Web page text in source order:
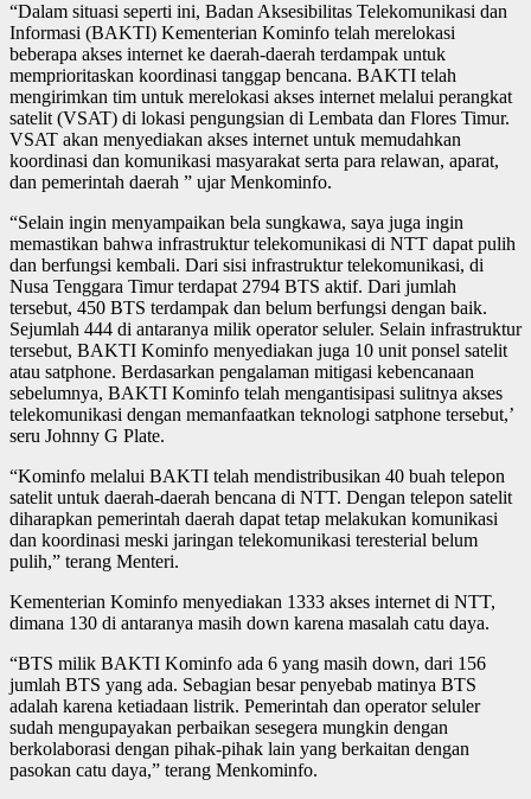
“Dalam situasi seperti ini, Badan Aksesibilitas Telekomunikasi dan
Informasi (BAKTI) Kementerian Kominfo telah merelokasi
beberapa akses internet ke daerah-daerah terdampak untuk
memprioritaskan koordinasi tanggap bencana. BAKTI telah
mengirimkan tim untuk merelokasi akses internet melalui perangkat
satelit (VSAT) di lokasi pengungsian di Lembata dan Flores Timur.
VSAT akan menyediakan akses internet untuk memudahkan
koordinasi dan komunikasi masyarakat serta para relawan, aparat,
dan pemerintah daerah ” ujar Menkominfo.
“Selain ingin menyampaikan bela sungkawa, saya juga ingin
memastikan bahwa infrastruktur telekomunikasi di NTT dapat pulih
dan berfungsi kembali. Dari sisi infrastruktur telekomunikasi, di
Nusa Tenggara Timur terdapat 2794 BTS aktif. Dari jumlah
tersebut, 450 BTS terdampak dan belum berfungsi dengan baik.
Sejumlah 444 di antaranya milik operator seluler. Selain infrastruktur
tersebut, BAKTI Kominfo menyediakan juga 10 unit ponsel satelit
atau satphone. Berdasarkan pengalaman mitigasi kebencanaan
sebelumnya, BAKTI Kominfo telah mengantisipasi sulitnya akses
telekomunikasi dengan memanfaatkan teknologi satphone tersebut,’
seru Johnny G Plate.
“Kominfo melalui BAKTI telah mendistribusikan 40 buah telepon
satelit untuk daerah-daerah bencana di NTT. Dengan telepon satelit
diharapkan pemerintah daerah dapat tetap melakukan komunikasi
dan koordinasi meski jaringan telekomunikasi teresterial belum
pulih,” terang Menteri.
Kementerian Kominfo menyediakan 1333 akses internet di NTT,
dimana 130 di antaranya masih down karena masalah catu daya.
“BTS milik BAKTI Kominfo ada 6 yang masih down, dari 156
jumlah BTS yang ada. Sebagian besar penyebab matinya BTS
adalah karena ketiadaan listrik. Pemerintah dan operator seluler
sudah mengupayakan perbaikan sesegera mungkin dengan
berkolaborasi dengan pihak-pihak lain yang berkaitan dengan
pasokan catu daya,” terang Menkominfo.